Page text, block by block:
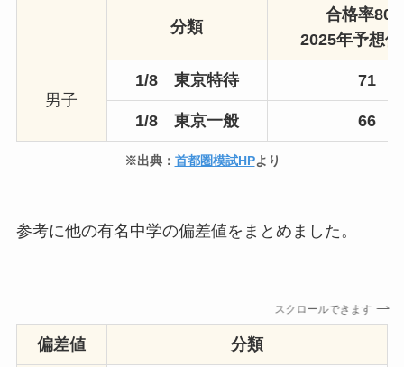
分類
合格率80
2025年予想
男子
1/8 東京特待 71
1/8 東京一般 66
※出典： 首都圏模試HPより
参考に他の有名中学の偏差値をまとめました。
スクロールできます
偏差値 分類